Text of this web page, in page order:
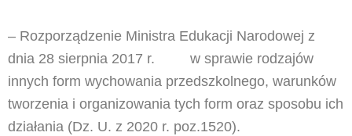
– Rozporządzenie Ministra Edukacji Narodowej z
dnia 28 sierpnia 2017 r. w sprawie rodzajów
innych form wychowania przedszkolnego, warunków
tworzenia i organizowania tych form oraz sposobu ich
działania (Dz. U. z 2020 r. poz.1520).